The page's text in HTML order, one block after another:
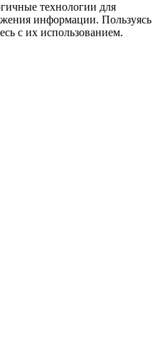
технологии для
информации. Пользуясь
с их использованием.